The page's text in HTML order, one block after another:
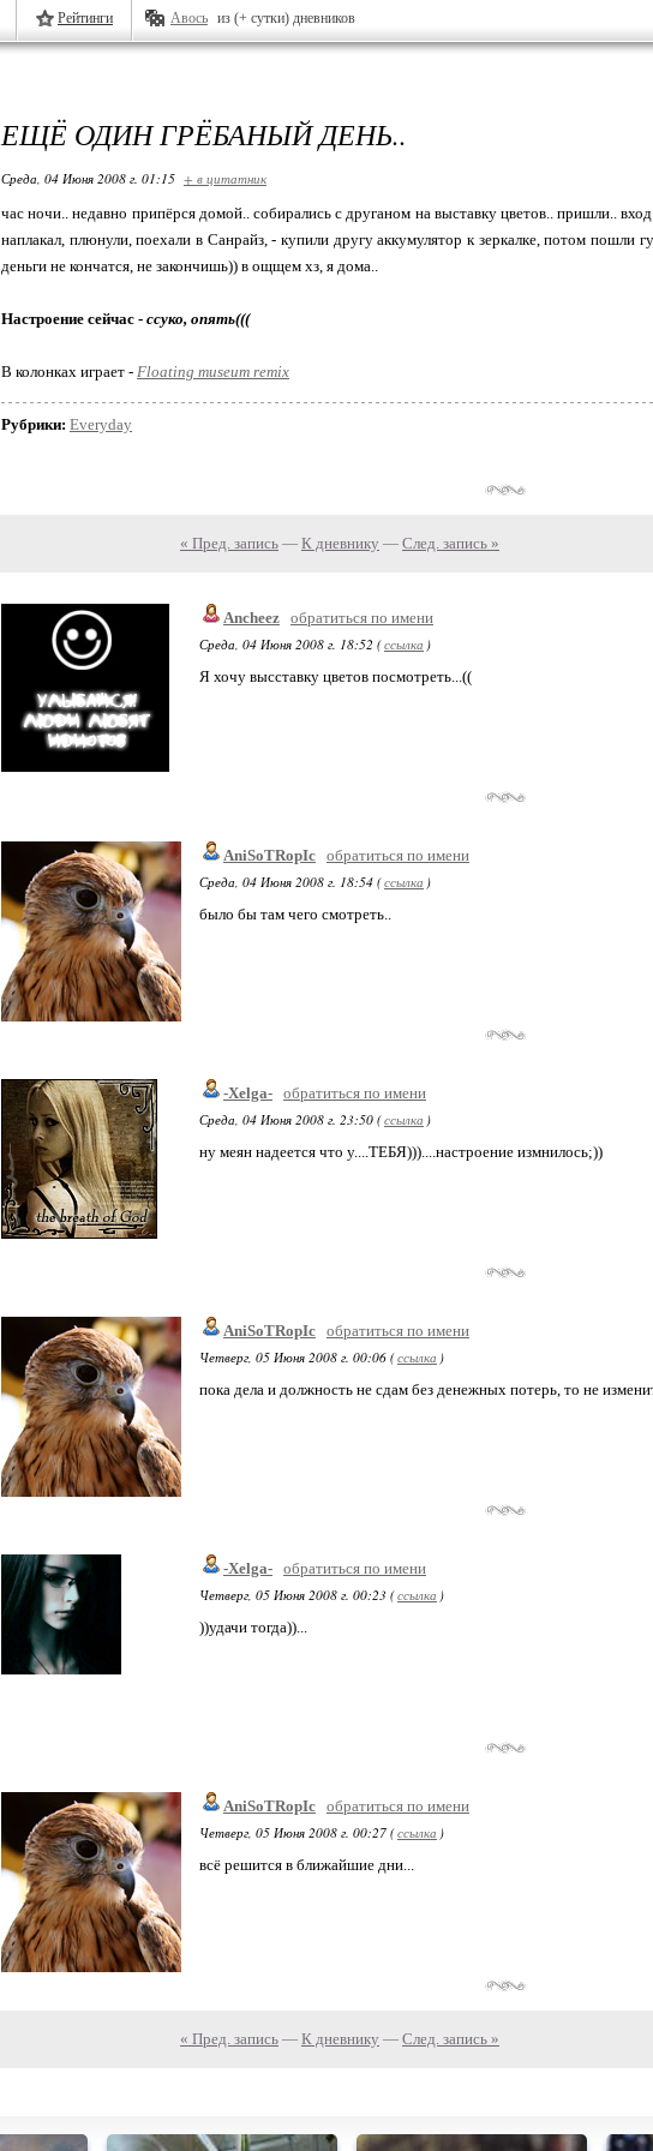
Рейтинги Авось из (+ сутки) дневников
ЕЩЁ ОДИН ГРЁБАНЫЙ ДЕНЬ..
Среда, 04 Июня 2008 г. 01:15 + в цитатник
час ночи.. недавно припёрся домой.. собирались с друганом на выставку цветов.. пришли..
наплакал, плюнули, поехали в Санрайз, - купили другу аккумулятор к зеркалке, потом пошли
деньги не кончатся, не закончишь)) в ощщем хз, я дома..
Настроение сейчас - ссуко, опять(((
В колонках играет - Floating museum remix
Рубрики: Everyday
« Пред. запись — К дневнику — След. запись »
Ancheez обратиться по имени
Среда, 04 Июня 2008 г. 18:52 (ссылка )
Я хочу высставку цветов посмотреть...((
AniSoTRopIc обратиться по имени
Среда, 04 Июня 2008 г. 18:54 (ссылка )
было бы там чего смотреть..
-Xelga- обратиться по имени
Среда, 04 Июня 2008 г. 23:50 (ссылка )
ну меян надеется что у....ТЕБЯ)))....настроение измнилось;))
AniSoTRopIc обратиться по имени
Четверг, 05 Июня 2008 г. 00:06 (ссылка )
пока дела и должность не сдам без денежных потерь, то не
-Xelga- обратиться по имени
Четверг, 05 Июня 2008 г. 00:23 (ссылка )
))удачи тогда))...
AniSoTRopIc обратиться по имени
Четверг, 05 Июня 2008 г. 00:27 (ссылка )
всё решится в ближайшие дни...
« Пред. запись — К дневнику — След. запись »